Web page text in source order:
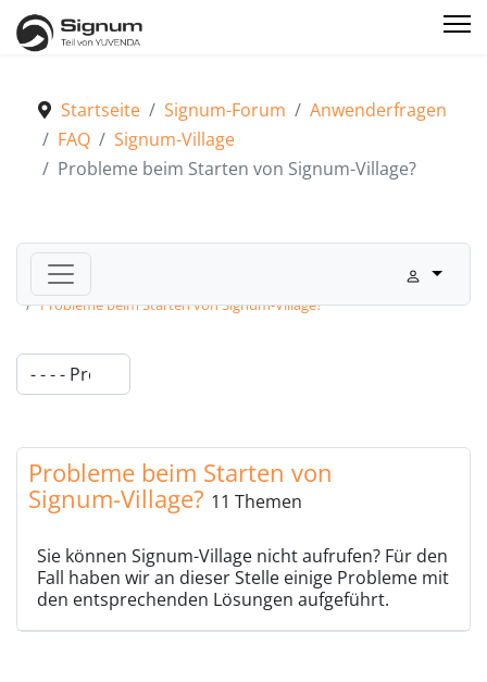
Startseite Signum-Forum
Anwenderfragen
FAQ
Signum-Village
Probleme beim Starten von Signum-Village?
Signum-Forum
Signum-Village
Probleme beim Starten von Signum-Village?
Probleme beim Starten von
Signum-Village? 11 Themen
Sie können Signum-Village nicht aufrufen? Für den
Fall haben wir an dieser Stelle einige Probleme mit
den entsprechenden Lösungen aufgeführt.